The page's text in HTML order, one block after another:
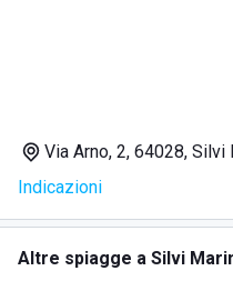
Campo da bocce
Casseforti
Docce con acqua calda
Area WiFi
Via Arno, 2, 64028, Silvi
Indicazioni
Altre spiagge a Silvi